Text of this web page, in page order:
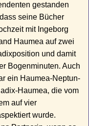
gestanden
seine Bücher
mit Ingeborg
Haumea auf zwei
und damit
Bogenminuten. Auch
ein Haumea-Neptun-
Haumea, die vom
auf vier
wurde.